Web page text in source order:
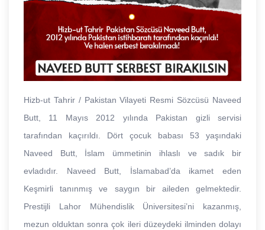
Hizb-ut Tahrir / Pakistan Vilayeti Resmi Sözcüsü Naveed
Butt, 11 Mayıs 2012 yılında Pakistan gizli servisi
tarafından kaçırıldı. Dört çocuk babası 53 yaşındaki
Naveed Butt, İslam ümmetinin ihlaslı ve sadık bir
evladıdır. Naveed Butt, İslamabad’da ikamet eden
Keşmirli tanınmış ve saygın bir aileden gelmektedir.
Prestijli Lahor Mühendislik Üniversitesi’ni kazanmış,
mezun olduktan sonra çok ileri düzeydeki ilminden dolayı